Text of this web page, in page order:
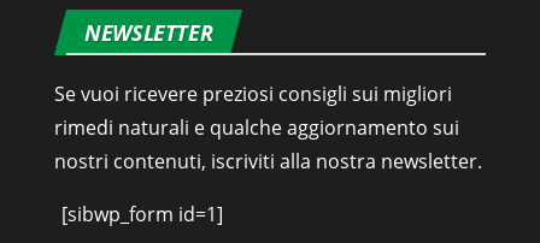
NEWSLETTER
Se vuoi ricevere preziosi consigli sui migliori
rimedi naturali e qualche aggiornamento sui
nostri contenuti, iscriviti alla nostra newsletter.
[sibwp_form id=1]